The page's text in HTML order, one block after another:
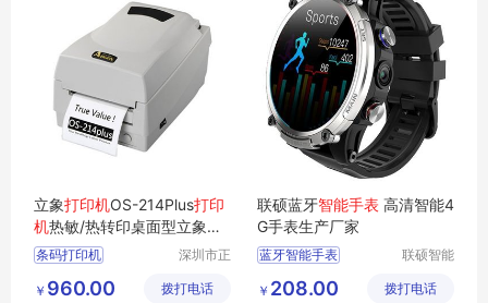
立象打印机OS-214Plus打印
机热敏/热转印桌面型立象打
印机
条码打印机
立象打印机 打标机
深圳市正
有限公司
￥ 960.00 拨打电话
联硕蓝牙智能手表 高清智能4
G手表生产厂家
蓝牙智能手表
智能女性手表
联硕智能
有限公司
￥ 208.00 拨打电话